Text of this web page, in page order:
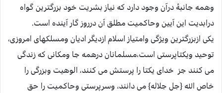
وهمه جانبۀ درآن وجود دارد که نیاز بشریت خود بزرگترین گواه
درابدیت این آیین وحاکمیت مطلق آن درروز گار آینده است.
یکی ازبزرگترین ویژگی وامتیاز اسلام ازدیگر ادیان ومسلکهای امروزی،
توحید ویکتاپرستی است،مسلمانان درهمه جا ومکانی که زندگی
می کنند جز خدای یکتا را پرستش می کنند، الوهیت وبزرگی را
خاص الله {جل جلاله} می دانند، وسرپرستی وحاکمیت را حق